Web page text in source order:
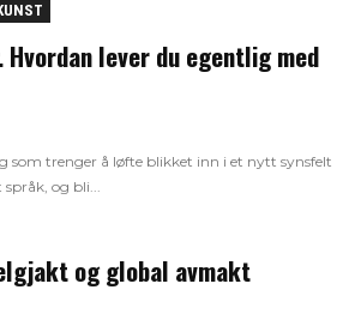
Hvordan lever du egentlig med
som trenger å løfte blikket inn i et nytt synsfelt
og bli...
og global avmakt